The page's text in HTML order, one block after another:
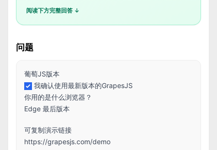
阅读下方完整回答 ↓
问题
葡萄JS版本
我确认使用最新版本的GrapesJS
你用的是什么浏览器？
Edge 最后版本
可复制演示链接
https://grapesjs.com/demo